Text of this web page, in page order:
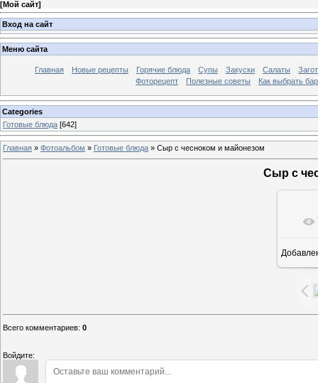
[Мой сайт]
Вход на сайт
Меню сайта
Главная Новые рецепты Горячие блюда Супы Закуски Салаты
Фоторецепт
Полезные советы Как выбрать
Categories
Готовые блюда [642]
Главная » Фотоальбом » Готовые блюда » Сыр с чесноком и майонезом
Сыр с
Всего комментариев: 0
Войдите: